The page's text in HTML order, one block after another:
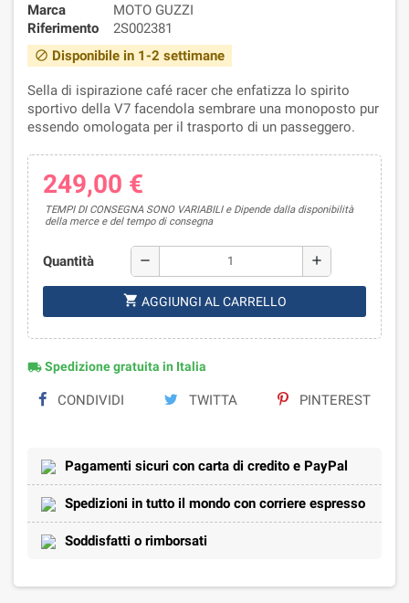
Marca
MOTO GUZZI
Riferimento
2S002381
block Disponibile in 1-2 settimane
Sella di ispirazione café racer che enfatizza lo spirito
sportivo della V7 facendola sembrare una monoposto pur
essendo omologata per il trasporto di un passeggero.
249,00 €
TEMPI DI CONSEGNA SONO VARIABILI e Dipende dalla disponibilità
della merce e del tempo di consegna
Quantità remove add
shopping_cart AGGIUNGI AL CARRELLO
local_shippingSpedizione gratuita in Italia
CONDIVIDI TWITTA PINTEREST
Pagamenti sicuri con carta di credito e PayPal
Spedizioni in tutto il mondo con corriere espresso
Soddisfatti o rimborsati